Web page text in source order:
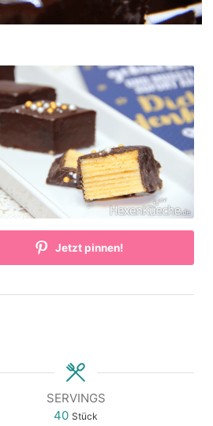
Jetzt pinnen!
SERVINGS
40 Stück